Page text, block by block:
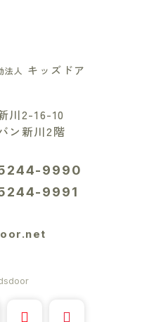
法人 キッズドア
川2-16-10
ン新川2階
9990
9991